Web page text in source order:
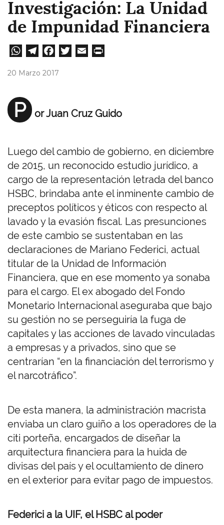
Investigación: La Unidad
de Impunidad Financiera
W
A
pp
Te
m
Fa
20 Marzo 2017
P or Juan Cruz Guido
Luego del cambio de gobierno, en diciembre
de 2015, un reconocido estudio jurídico, a
cargo de la representación letrada del banco
HSBC, brindaba ante el inminente cambio de
preceptos políticos y éticos con respecto al
lavado y la evasión fiscal. Las presunciones
de este cambio se sustentaban en las
declaraciones de Mariano Federici, actual
titular de la Unidad de Información
Financiera, que en ese momento ya sonaba
para el cargo. El ex abogado del Fondo
Monetario Internacional aseguraba que bajo
su gestión no se perseguiría la fuga de
capitales y las acciones de lavado vinculadas
a empresas y a privados, sino que se
centrarían “en la financiación del terrorismo y
el narcotráfico”.
De esta manera, la administración macrista
enviaba un claro guiño a los operadores de la
citi porteña, encargados de diseñar la
arquitectura financiera para la huida de
divisas del país y el ocultamiento de dinero
en el exterior para evitar pago de impuestos.
Federici a la UIF, el HSBC al poder